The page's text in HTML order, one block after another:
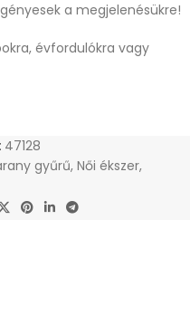
a megjelenésükre!
évfordulókra vagy
47128
gyűrű, Női ékszer,